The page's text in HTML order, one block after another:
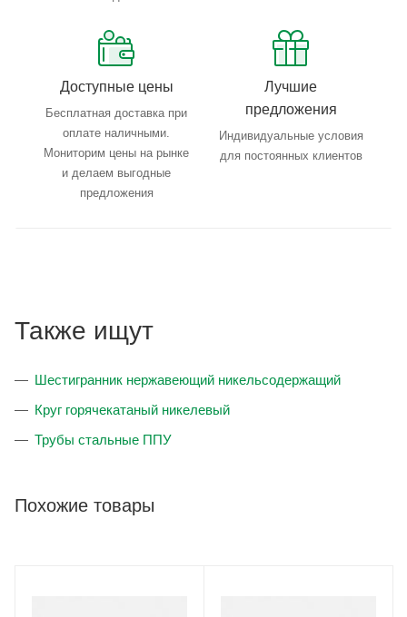
Доступные цены
Бесплатная доставка при
оплате наличными.
Мониторим цены на рынке
и делаем выгодные
предложения
Лучшие
предложения
Индивидуальные условия
для постоянных клиентов
Также ищут
Шестигранник нержавеющий никельсодержащий
Круг горячекатаный никелевый
Трубы стальные ППУ
Похожие товары